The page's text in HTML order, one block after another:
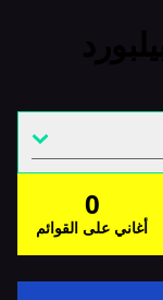
0
أغاني على القوائم